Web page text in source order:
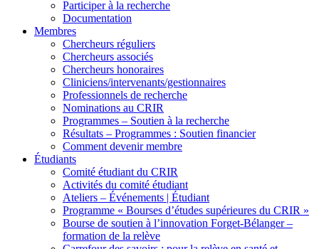
Participer à la recherche
Documentation
Membres
Chercheurs réguliers
Chercheurs associés
Chercheurs honoraires
Cliniciens/intervenants/gestionnaires
Professionnels de recherche
Nominations au CRIR
Programmes – Soutien à la recherche
Résultats – Programmes : Soutien financier
Comment devenir membre
Étudiants
Comité étudiant du CRIR
Activités du comité étudiant
Ateliers – Événements | Étudiant
Programme « Bourses d’études supérieures du CRIR »
Bourse de soutien à l’innovation Forget-Bélanger –
formation de la relève